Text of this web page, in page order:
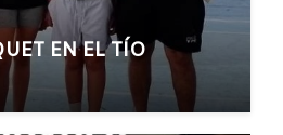
EN EL TÍO